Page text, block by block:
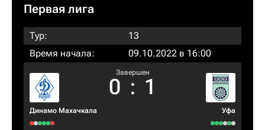
Первая лига
Тур:
13
Время начала:
09.10.2022 в 16:00
Динамо Махачкала
Завершен
0 : 1
Уфа